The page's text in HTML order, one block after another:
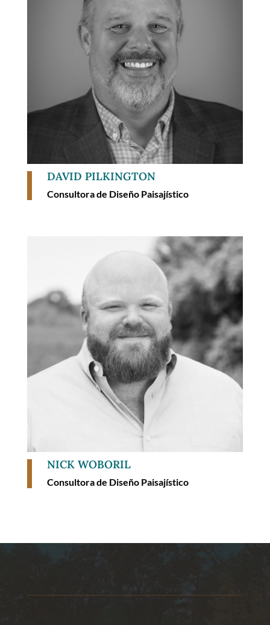
DAVID PILKINGTON
Consultora de Diseño Paisajístico
NICK WOBORIL
Consultora de Diseño Paisajístico